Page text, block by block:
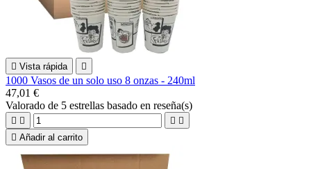
 Vista rápida 
1000 Vasos de un solo uso 8 onzas - 240ml
47,01 €
Valorado de 5 estrellas basado en reseña(s)
   
 Añadir al carrito